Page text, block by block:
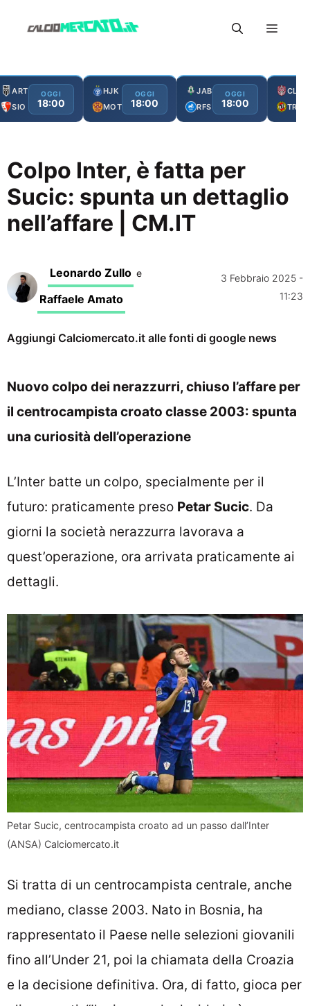
Menu
ART
SIO
OGGI
18:00
HJK
MOT
OGGI
18:00
JAB
RFS
OGGI
18:00
CLJ
TRO
Colpo Inter, è fatta per
Sucic: spunta un dettaglio
nell’affare | CM.IT
Leonardo Zullo e
Raffaele Amato
3 Febbraio 2025 -
11:23
Aggiungi Calciomercato.it alle fonti di google news
Nuovo colpo dei nerazzurri, chiuso l’affare per
il centrocampista croato classe 2003: spunta
una curiosità dell’operazione
L’Inter batte un colpo, specialmente per il
futuro: praticamente preso Petar Sucic. Da
giorni la società nerazzurra lavorava a
quest’operazione, ora arrivata praticamente ai
dettagli.
Petar Sucic, centrocampista croato ad un passo dall’Inter
(ANSA) Calciomercato.it
Si tratta di un centrocampista centrale, anche
mediano, classe 2003. Nato in Bosnia, ha
rappresentato il Paese nelle selezioni giovanili
fino all’Under 21, poi la chiamata della Croazia
e la decisione definitiva. Ora, di fatto, gioca per